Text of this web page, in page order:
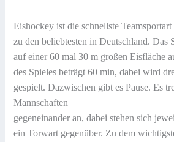
Eishockey ist die schnellste
zu den beliebtesten in Deutschland. Das
auf einer 60 mal 30 m großen Eisfläche
des Spieles beträgt 60 min, dabei wird
gespielt. Dazwischen gibt es Pause. Es
Mannschaften
gegeneinander an, dabei stehen sich
ein Torwart gegenüber. Zu dem